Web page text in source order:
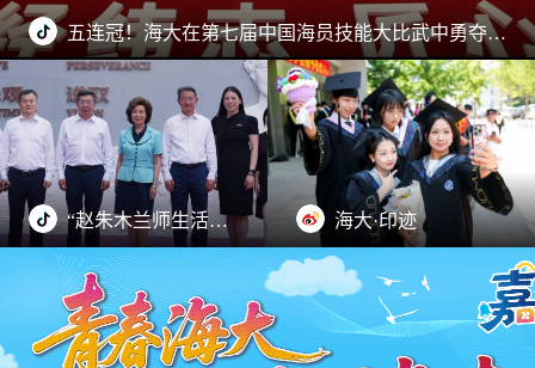
五连冠！海大在第七届中国海员技能大比武中勇夺桂冠！
“赵朱木兰师生活动中心”揭幕 海大·印迹